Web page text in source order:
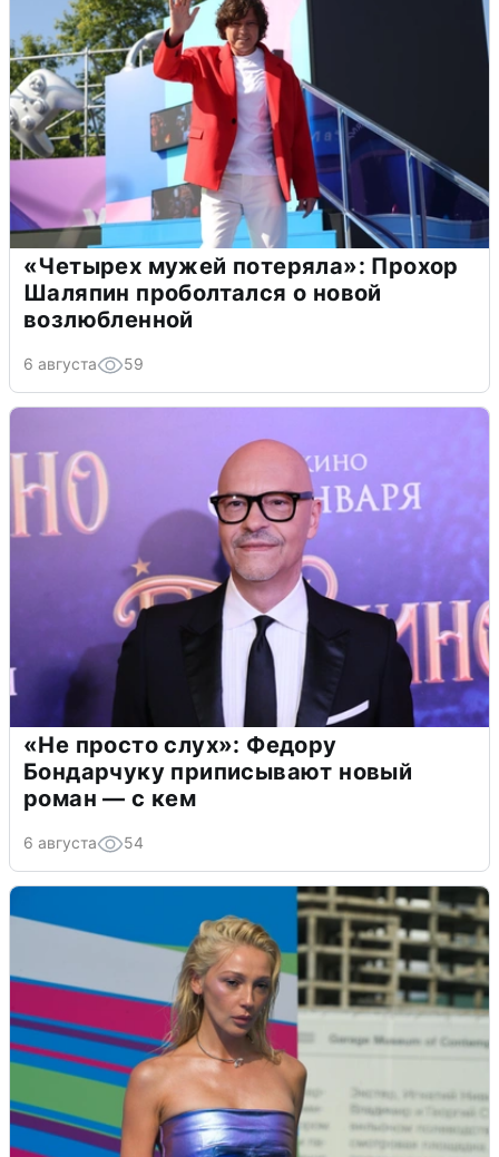
«Четырех мужей потеряла»: Прохор
Шаляпин проболтался о новой
возлюбленной
6 августа 59
«Не просто слух»: Федору
Бондарчуку приписывают новый
роман — с кем
6 августа 54